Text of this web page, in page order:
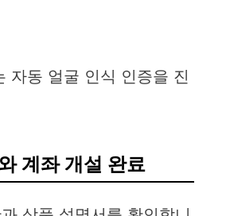
자동 얼굴 인식 인증을 진
계좌 개설 완료